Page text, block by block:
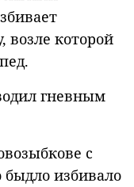
которой
гневным
с
избивало